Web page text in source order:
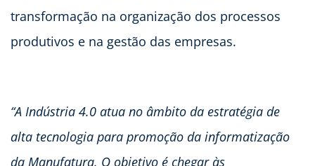
transformação na organização dos processos
produtivos e na gestão das empresas.
“A Indústria 4.0 atua no âmbito da estratégia de
alta tecnologia para promoção da informatização
da Manufatura. O objetivo é chegar às